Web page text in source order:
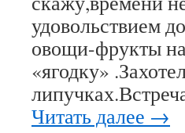
удовольствием
овощи-фрукты
«ягодку»
Читать далее →